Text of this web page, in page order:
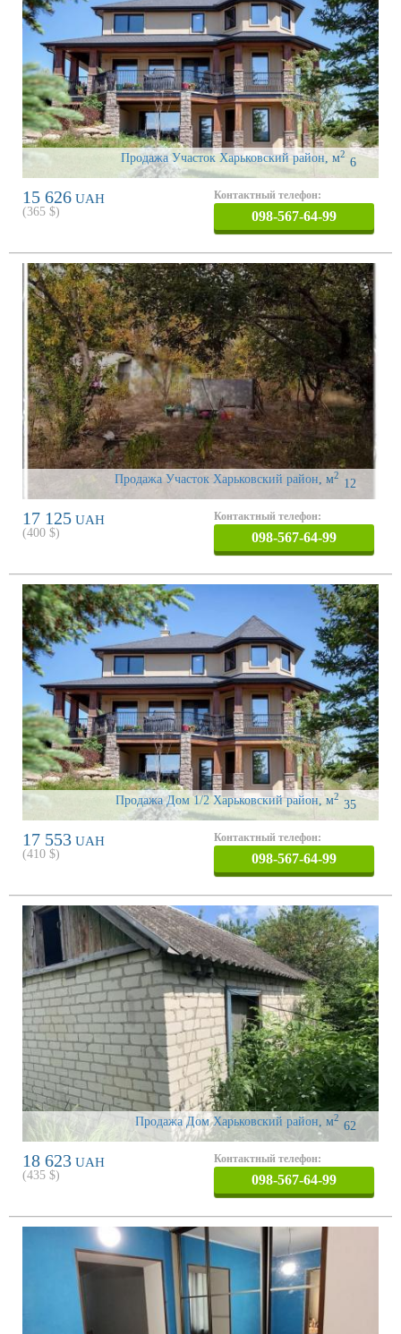
Продажа Участок Харьковский район, 6
м2
15 626 UAH
(365 $)
Контактный телефон:
098-567-64-99
Продажа Участок Харьковский район, 12
м2
17 125 UAH
(400 $)
Контактный телефон:
098-567-64-99
Продажа Дом 1/2 Харьковский район, 35
м2
17 553 UAH
(410 $)
Контактный телефон:
098-567-64-99
Продажа Дом Харьковский район 62
м2
18 623 UAH
(435 $)
Контактный телефон:
098-567-64-99